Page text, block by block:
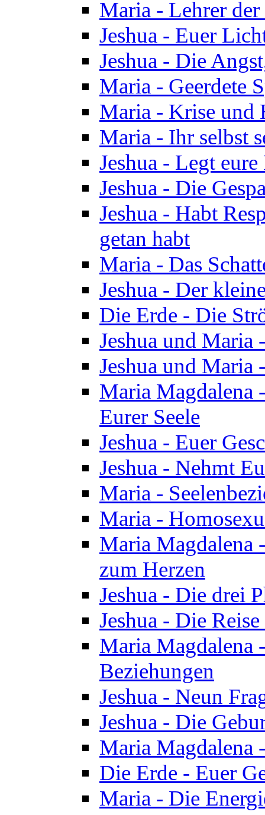
Maria - Lehrer
Jeshua - Euer
Jeshua - Die
Maria - Geerdete
Maria - Krise und
Maria - Ihr selbst
Jeshua - Legt
Jeshua - Die
Jeshua - Habt
getan habt
Maria - Das
Jeshua - Der
Die Erde - Die
Jeshua und Maria
Jeshua und Maria
Maria Magdalena
Eurer Seele
Jeshua - Euer
Jeshua - Nehmt
Maria -
Maria -
Maria Magdalena
zum Herzen
Jeshua - Die drei
Jeshua - Die
Maria Magdalena
Beziehungen
Jeshua - Neun
Jeshua - Die
Maria Magdalena
Die Erde - Euer
Maria - Die